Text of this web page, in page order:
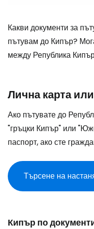
Какви документи за
пътувам до Кипър?
между Република
Лична карта
Ако пътувате до
"гръцки Кипър" или
паспорт, ако сте
Търсене на
Кипър по